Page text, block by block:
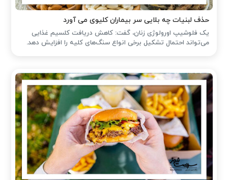
حذف لبنیات چه بلایی سر بیماران کلیوی می آورد
یک فلوشیپ اورولوژی زنان، گفت: کاهش دریافت کلسیم غذایی
می‌تواند احتمال تشکیل برخی انواع سنگ‌های کلیه را افزایش دهد.